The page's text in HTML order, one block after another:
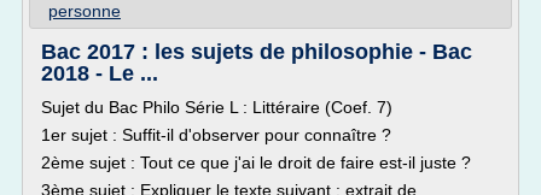
personne
Bac 2017 : les sujets de philosophie - Bac
2018 - Le ...
Sujet du Bac Philo Série L : Littéraire (Coef. 7)
1er sujet : Suffit-il d'observer pour connaître ?
2ème sujet : Tout ce que j'ai le droit de faire est-il juste ?
3ème sujet : Expliquer le texte suivant : extrait de